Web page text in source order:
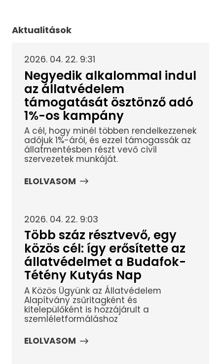
Aktualitások
2026. 04. 22. 9:31
Negyedik alkalommal indul
az állatvédelem
támogatását ösztönző adó
1%-os kampány
A cél, hogy minél többen rendelkezzenek
adójuk 1%-áról, és ezzel támogassák az
állatmentésben részt vevő civil
szervezetek munkáját.
ELOLVASOM
2026. 04. 22. 9:03
Több száz résztvevő, egy
közös cél: így erősítette az
állatvédelmet a Budafok-
Tétény Kutyás Nap
A Közös Ügyünk az Állatvédelem
Alapítvány zsűritagként és
kitelepülőként is hozzájárult a
szemléletformáláshoz
ELOLVASOM